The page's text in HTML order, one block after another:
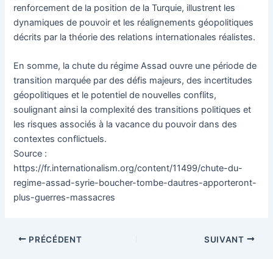
renforcement de la position de la Turquie, illustrent les
dynamiques de pouvoir et les réalignements géopolitiques
décrits par la théorie des relations internationales réalistes.
En somme, la chute du régime Assad ouvre une période de
transition marquée par des défis majeurs, des incertitudes
géopolitiques et le potentiel de nouvelles conflits,
soulignant ainsi la complexité des transitions politiques et
les risques associés à la vacance du pouvoir dans des
contextes conflictuels.
Source :
https://fr.internationalism.org/content/11499/chute-du-
regime-assad-syrie-boucher-tombe-dautres-apporteront-
plus-guerres-massacres
NavigationPRÉCÉDENT SUIVANT